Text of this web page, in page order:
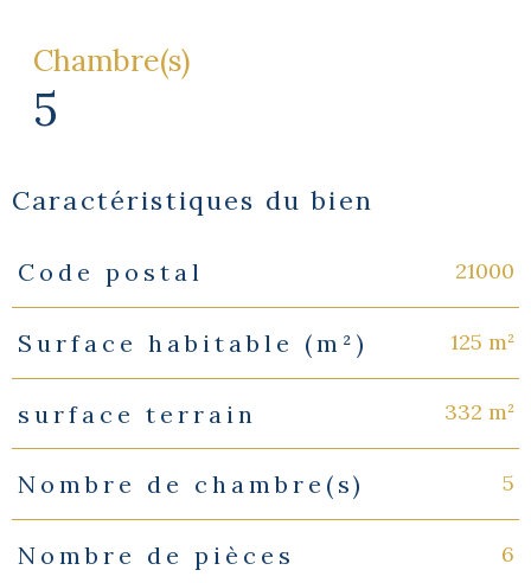
Chambre(s)
5
Caractéristiques du bien
Caractéristiques Valeurs
Code postal 21000
Surface habitable (m²) 125 m²
surface terrain 332 m²
Nombre de chambre(s) 5
Nombre de pièces 6